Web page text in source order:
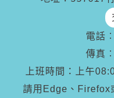
電話︰
傳真︰
上班時間：上午
請用Edge、Firefox